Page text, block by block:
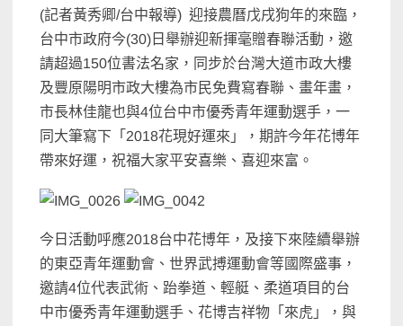
(記者黃秀卿/台中報導) 迎接農曆戊戌狗年的來臨，
台中市政府今(30) 日舉辦迎新揮毫贈春聯活動，邀
請超過150位書法名家，同步於台灣大道市政大樓
及豐原陽明市政大樓為市民免費寫春聯、畫年畫，
市長林佳龍也與4位台中市優秀青年運動選手，一
同大筆寫下「2018花現好運來」，期許今年花博年
帶來好運，祝福大家平安喜樂、喜迎來富。
今日活動呼應2018台中花博年，及接下來陸續舉辦
的東亞青年運動會、世界武搏運動會等國際盛事，
邀請4位代表武術、跆拳道、輕艇、柔道項目的台
中市優秀青年運動選手、花博吉祥物「來虎」，與